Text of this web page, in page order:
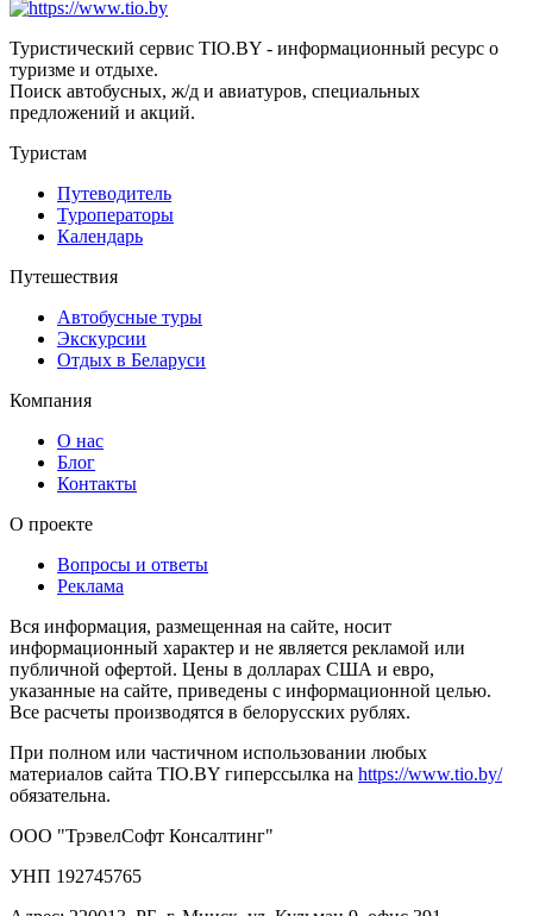
Туристический сервис TIO.BY - информационный ресурс о
туризме и отдыхе.
Поиск автобусных, ж/д и авиатуров, специальных
предложений и акций.
Туристам
Путеводитель
Туроператоры
Календарь
Путешествия
Автобусные туры
Экскурсии
Отдых в Беларуси
Компания
О нас
Блог
Контакты
О проекте
Вопросы и ответы
Реклама
Вся информация, размещенная на сайте, носит
информационный характер и не является рекламой или
публичной офертой. Цены в долларах США и евро,
указанные на сайте, приведены с информационной целью.
Все расчеты производятся в белорусских рублях.
При полном или частичном использовании любых
материалов сайта TIO.BY гиперссылка на https://www.tio.by/
обязательна.
ООО "ТрэвелСофт Консалтинг"
УНП 192745765